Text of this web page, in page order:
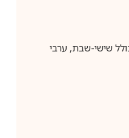
ההזמנה, בין השעות 9:00-21:00 כולל תיאום טלפוני. לא כולל שישי-שבת, ערבי